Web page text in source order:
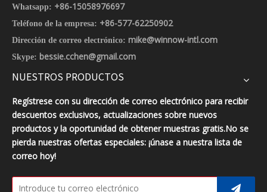
Whatsapp: +86-15058976697
Teléfono de la empresa: +86-577-62250902
Dirección de correo electrónico: mike@winnow-intl.com
Skype: bessie.cchen@gmail.com
NUESTROS PRODUCTOS
Regístrese con su dirección de correo electrónico para recibir
descuentos exclusivos, actualizaciones sobre nuevos
productos y la oportunidad de obtener muestras gratis.No se
pierda nuestras ofertas especiales: ¡únase a nuestra lista de
correo hoy!